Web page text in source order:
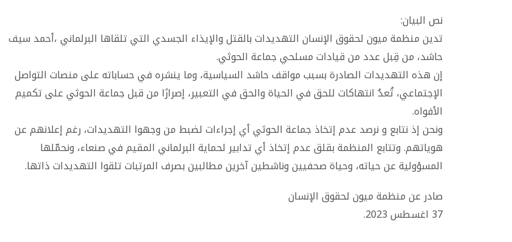
نص البيان:
تدين منظمة ميون لحقوق الإنسان التهديدات بالقتل والإيذاء الجسدي التي تلقاها البرلماني ،أحمد سيف
حاشد، من قِبل عدد من قيادات مسلحي جماعة الحوثي.
إن هذه التهديدات الصادرة بسبب مواقف حاشد السياسية، وما ينشره في حساباته على منصات التواصل
الإجتماعي، تُعدُ انتهاكات للحق في الحياة والحق في التعبير، إصرارًا من قبل جماعة الحوثي على تكميم
الأفواه.
ونحن إذ نتابع و نرصد عدم إتخاذ جماعة الحوثي أي إجراءات لضبط من وجهوا التهديدات، رغم إعلانهم عن
هوياتهم. وتتابع المنظمة بقلق عدم إتخاذ أي تدابير لحماية البرلماني المقيم في صنعاء، ونحمّلها
المسؤولية عن حياته، وحياة صحفيين وناشطين آخرين مطالبين بصرف المرتبات تلقوا التهديدات ذاتها.
صادر عن منظمة ميون لحقوق الإنسان
37 اغسطس 2023.